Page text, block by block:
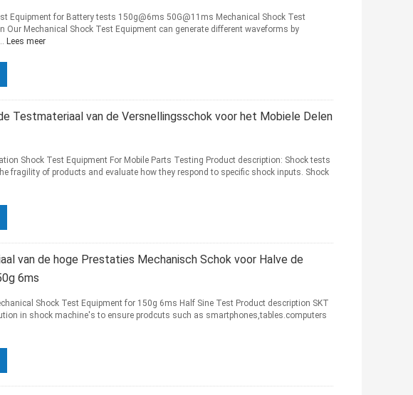
Equipment for Battery tests 150g@6ms 50G@11ms Mechanical Shock Test
Our Mechanical Shock Test Equipment can generate different waveforms by
Lees meer
Testmateriaal van de Versnellingsschok voor het Mobiele Delen
Shock Test Equipment For Mobile Parts Testing Product description: Shock tests
fragility of products and evaluate how they respond to specific shock inputs. Shock
van de hoge Prestaties Mechanisch Schok voor Halve de
6ms
Shock Test Equipment for 150g 6ms Half Sine Test Product description SKT
in shock machine's to ensure prodcuts such as smartphones,tables.computers